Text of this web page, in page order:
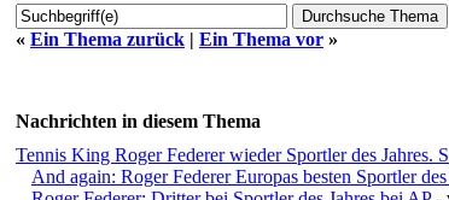
« Ein Thema zurück | Ein Thema vor »
Nachrichten in diesem Thema
Tennis King Roger Federer wieder Sportler des Jahres.
And again: Roger Federer Europas besten Sportler des